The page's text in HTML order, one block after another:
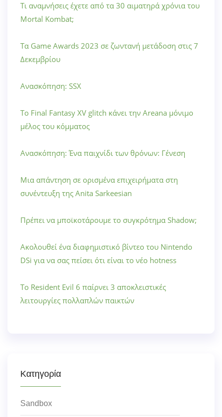
Τι αναμνήσεις έχετε από τα 30 αιματηρά χρόνια του
Mortal Kombat;
Τα Game Awards 2023 σε ζωντανή μετάδοση στις 7
Δεκεμβρίου
Ανασκόπηση: SSX
Το Final Fantasy XV glitch κάνει την Areana μόνιμο
μέλος του κόμματος
Ανασκόπηση: Ένα παιχνίδι των θρόνων: Γένεση
Μια απάντηση σε ορισμένα επιχειρήματα στη
συνέντευξη της Anita Sarkeesian
Πρέπει να μποϊκοτάρουμε το συγκρότημα Shadow;
Ακολουθεί ένα διαφημιστικό βίντεο του Nintendo
DSi για να σας πείσει ότι είναι το νέο hotness
Το Resident Evil 6 παίρνει 3 αποκλειστικές
λειτουργίες πολλαπλών παικτών
Κατηγορία
Sandbox